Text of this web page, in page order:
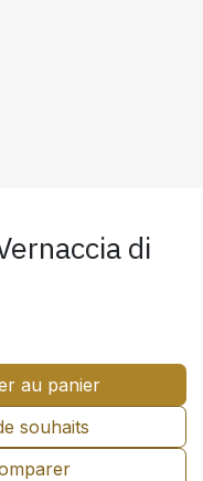
di
au panier
souhaits